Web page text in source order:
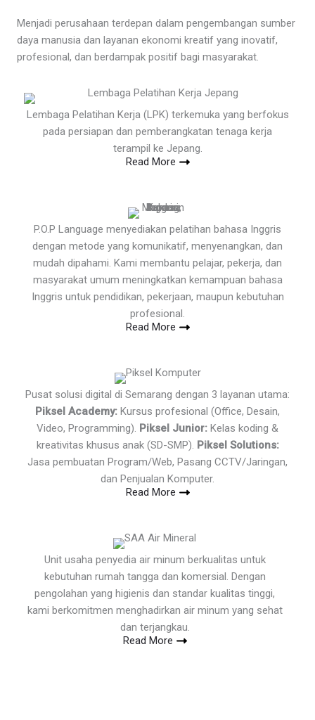
Menjadi perusahaan terdepan dalam pengembangan sumber
daya manusia dan layanan ekonomi kreatif yang inovatif,
profesional, dan berdampak positif bagi masyarakat.
Lembaga Pelatihan Kerja (LPK) terkemuka yang berfokus
pada persiapan dan pemberangkatan tenaga kerja
terampil ke Jepang.
Read More
P.O.P Language menyediakan pelatihan bahasa Inggris
dengan metode yang komunikatif, menyenangkan, dan
mudah dipahami. Kami membantu pelajar, pekerja, dan
masyarakat umum meningkatkan kemampuan bahasa
Inggris untuk pendidikan, pekerjaan, maupun kebutuhan
profesional.
Read More
Pusat solusi digital di Semarang dengan 3 layanan utama:
Piksel Academy: Kursus profesional (Office, Desain,
Video, Programming). Piksel Junior: Kelas koding &
kreativitas khusus anak (SD-SMP). Piksel Solutions:
Jasa pembuatan Program/Web, Pasang CCTV/Jaringan,
dan Penjualan Komputer.
Read More
Unit usaha penyedia air minum berkualitas untuk
kebutuhan rumah tangga dan komersial. Dengan
pengolahan yang higienis dan standar kualitas tinggi,
kami berkomitmen menghadirkan air minum yang sehat
dan terjangkau.
Read More